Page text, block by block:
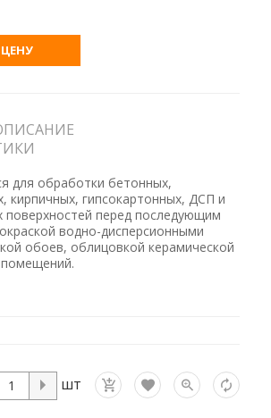
для обработки бетонных,
кирпичных, гипсокартонных, ДСП и
поверхностей перед последующим
водно-дисперсионными
обоев, облицовкой керамической
шт